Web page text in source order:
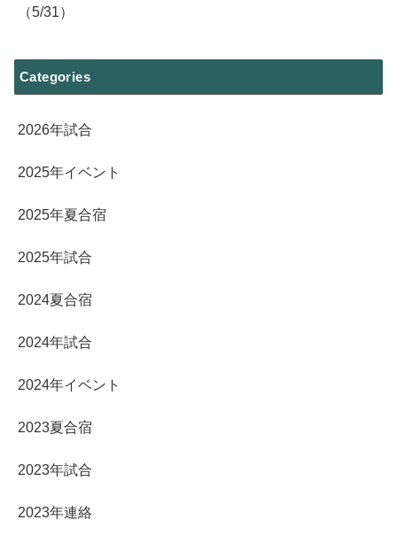
（5/31）
Categories
2026年試合
2025年イベント
2025年夏合宿
2025年試合
2024夏合宿
2024年試合
2024年イベント
2023夏合宿
2023年試合
2023年連絡